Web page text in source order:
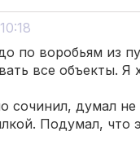
по воробьям из
все объекты.
сочинил, думал
Подумал,